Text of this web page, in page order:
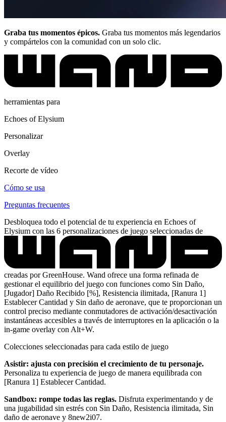
Graba tus momentos épicos. Graba tus momentos más legendarios
y compártelos con la comunidad con un solo clic.
herramientas para
Echoes of Elysium
Personalizar
Overlay
Recorte de vídeo
Cómo se usa
Preguntas frecuentes
Desbloquea todo el potencial de tu experiencia en Echoes of
Elysium con las 6 personalizaciones de juego seleccionadas de
creadas por GreenHouse. Wand ofrece una forma refinada de
gestionar el equilibrio del juego con funciones como Sin Daño,
[Jugador] Daño Recibido [%], Resistencia ilimitada, [Ranura 1]
Establecer Cantidad y Sin daño de aeronave, que te proporcionan un
control preciso mediante conmutadores de activación/desactivación
instantáneas accesibles a través de interruptores en la aplicación o la
in-game overlay con Alt+W.
Colecciones seleccionadas para cada estilo de juego
Asistir: ajusta con precisión el crecimiento de tu personaje.
Personaliza tu experiencia de juego de manera equilibrada con
[Ranura 1] Establecer Cantidad.
Sandbox: rompe todas las reglas. Disfruta experimentando y de
una jugabilidad sin estrés con Sin Daño, Resistencia ilimitada, Sin
daño de aeronave y 8new2i07.